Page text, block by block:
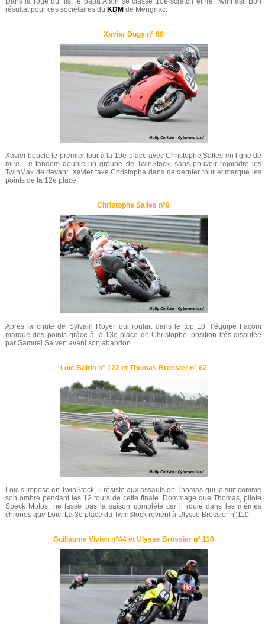
résultat pour ces sociétaires du KDM de Mérignac.
Xavier Dugy n° 60
Xavier boucle le premier tour à la 19e place avec Christophe Salles en ligne de
mire. Le tandem double un groupe de TwinStock, sans pouvoir rejoindre les
TwinMax de devant. Xavier taxe Christophe dans de dernier tour et marque les
points de la 12e place.
Christophe Salles n°9
Après la chute de Sylvain Royer qui roulait dans le top 10, l’équipe Facom
marque des points grâce à la 13e place de Christophe, position très disputée
par Samuel Salvert avant son abandon.
Loïc Boirin n° 122 et Thomas Brossier n° 62
Loïc s’impose en TwinStock, il résiste aux assauts de Thomas qui le suit comme
son ombre pendant les 12 tours de cette finale. Dommage que Thomas, pilote
Speck Motos, ne fasse pas la saison complète car il roule dans les mêmes
chronos que Loïc. La 3e place du TwinStock revient à Ulysse Brossier n°110.
Guillaume Vivien n°44 et Ulysse Brossier n° 110